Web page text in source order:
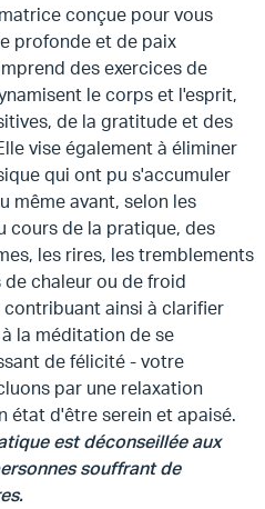
conçue pour vous
profonde et de paix
des exercices de
le corps et l'esprit,
de la gratitude et des
vise également à éliminer
qui ont pu s'accumuler
même avant, selon les
cours de la pratique, des
les rires, les tremblements
chaleur ou de froid
ainsi à clarifier
la méditation de se
de félicité - votre
par une relaxation
état d'être serein et apaisé.
est déconseillée aux
souffrant de